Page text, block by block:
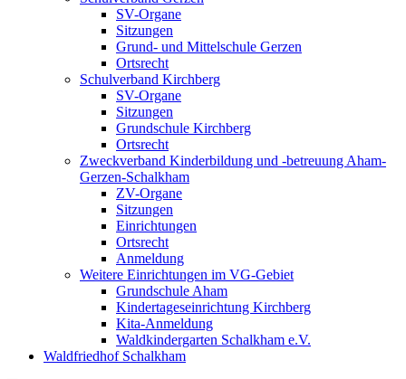
SV-Organe
Sitzungen
Grund- und Mittelschule Gerzen
Ortsrecht
Schulverband Kirchberg
SV-Organe
Sitzungen
Grundschule Kirchberg
Ortsrecht
Zweckverband Kinderbildung und -betreuung Aham-
Gerzen-Schalkham
ZV-Organe
Sitzungen
Einrichtungen
Ortsrecht
Anmeldung
Weitere Einrichtungen im VG-Gebiet
Grundschule Aham
Kindertageseinrichtung Kirchberg
Kita-Anmeldung
Waldkindergarten Schalkham e.V.
Waldfriedhof Schalkham